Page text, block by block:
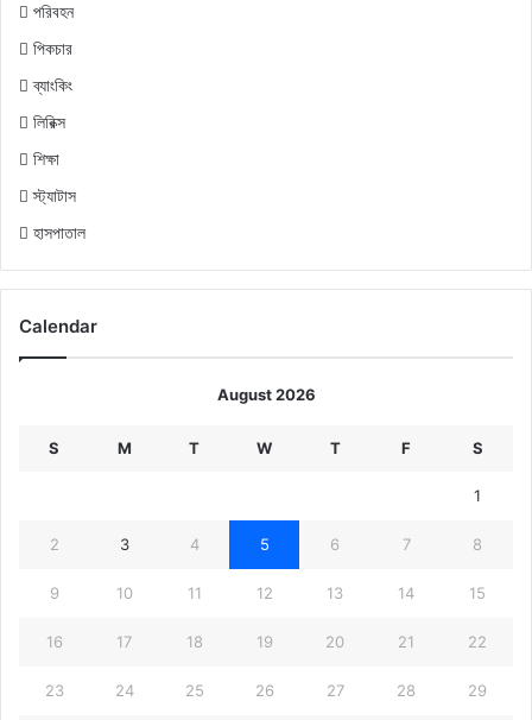
পরিবহন
পিকচার
ব্যাংকিং
লিরিক্স
শিক্ষা
স্ট্যাটাস
হাসপাতাল
Calendar
August 2026
S M T W T F S
1
2 3 4 5 6 7 8
9 10 11 12 13 14 15
16 17 18 19 20 21 22
23 24 25 26 27 28 29